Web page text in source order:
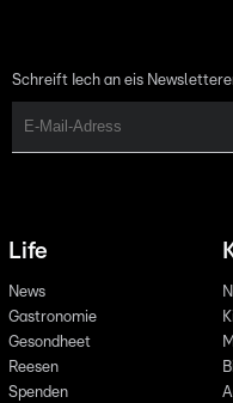
Schreift Iech an eis
Life
News
Gastronomie
Gesondheet
Reesen
Spenden